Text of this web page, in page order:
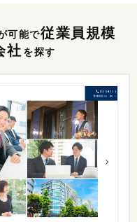
可能で従業員規模
社 を探す